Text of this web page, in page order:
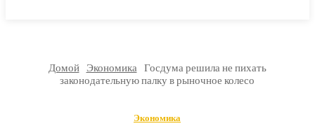
Домой Экономика Госдума решила не пихать
законодательную палку в рыночное колесо
Экономика